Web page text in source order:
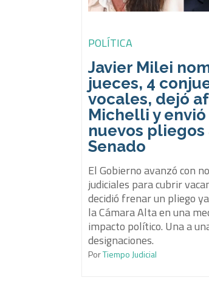
POLÍTICA
Javier Milei
jueces, 4
vocales, dejó
Michelli y envió
nuevos pliegos
Senado
El Gobierno avanzó con
judiciales para cubrir
decidió frenar un pliego
la Cámara Alta en una
impacto político. Una a
designaciones.
PorTiempo Judicial